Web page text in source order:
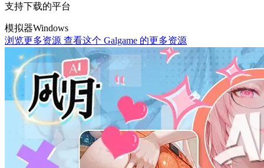
支持下载的平台
模拟器Windows
浏览更多资源 查看这个 Galgame 的更多资源